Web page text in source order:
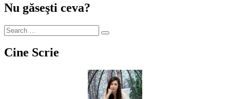
Nu găseşti ceva?
Cine Scrie